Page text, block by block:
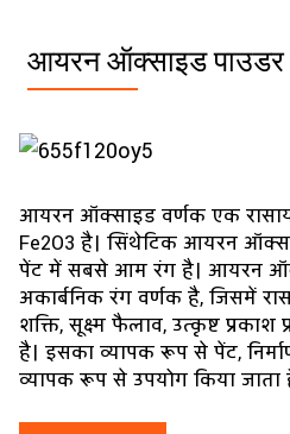
आयरन ऑक्साइड पाउडर
आयरन ऑक्साइड वर्णक एक
Fe2O3 है। सिंथेटिक आयरन
पेंट में सबसे आम रंग है। आयरन
अकार्बनिक रंग वर्णक है, जिसमें
शक्ति, सूक्ष्म फैलाव, उत्कृष्ट प्रकाश
है। इसका व्यापक रूप से पेंट,
व्यापक रूप से उपयोग किया जाता